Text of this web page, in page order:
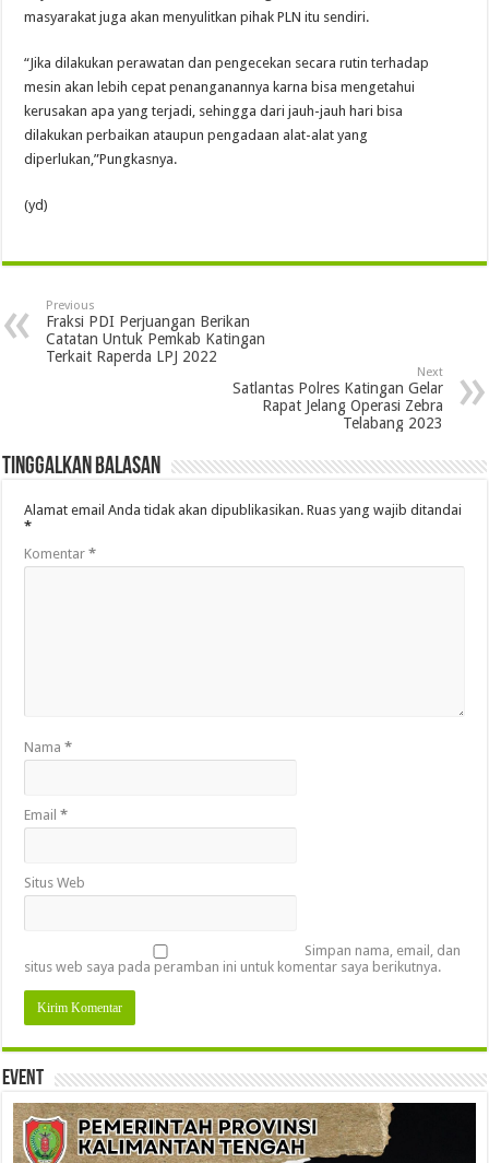
masyarakat juga akan menyulitkan pihak PLN itu sendiri.
“Jika dilakukan perawatan dan pengecekan secara rutin terhadap
mesin akan lebih cepat penanganannya karna bisa mengetahui
kerusakan apa yang terjadi, sehingga dari jauh-jauh hari bisa
dilakukan perbaikan ataupun pengadaan alat-alat yang
diperlukan,”Pungkasnya.
(yd)
Previous
Fraksi PDI Perjuangan Berikan
Catatan Untuk Pemkab Katingan
Terkait Raperda LPJ 2022
Next
Satlantas Polres Katingan Gelar
Rapat Jelang Operasi Zebra
Telabang 2023
Tinggalkan Balasan
Alamat email Anda tidak akan dipublikasikan. Ruas yang wajib ditandai
*
Komentar*
Nama*
Email*
Situs Web
Simpan nama, email, dan
situs web saya pada peramban ini untuk komentar saya berikutnya.
Event